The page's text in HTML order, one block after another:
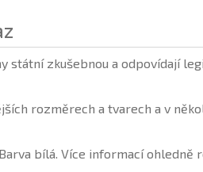
zkušebnou a odpovídají
rozměrech a tvarech a v
bílá. Více informací ohledně